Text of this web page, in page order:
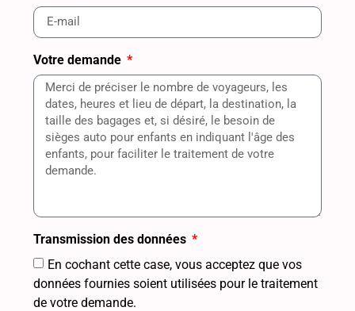
Votre demande
Transmission des données
En cochant cette case, vous acceptez que vos
données fournies soient utilisées pour le traitement
de votre demande.